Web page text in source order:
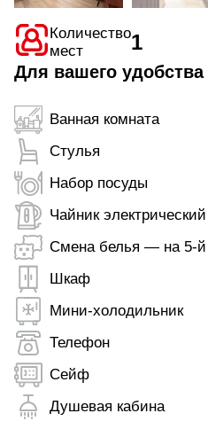
Количество
мест
1
Для вашего
Ванная комната
Стулья
Набор посуды
Чайник электрический
Смена белья — на 5-й
Шкаф
Мини-холодильник
Телефон
Сейф
Душевая кабина